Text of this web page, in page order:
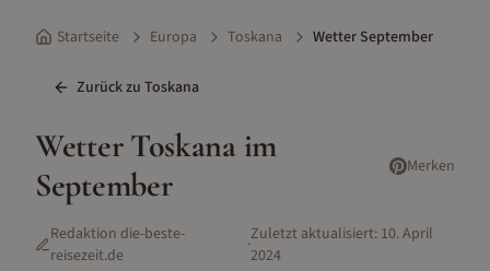
Startseite Europa Toskana Wetter September
Zurück zu Toskana
WetterToskanaim
September
Merken
Redaktion die-beste-
reisezeit.de
·Zuletzt aktualisiert: 10. April
2024